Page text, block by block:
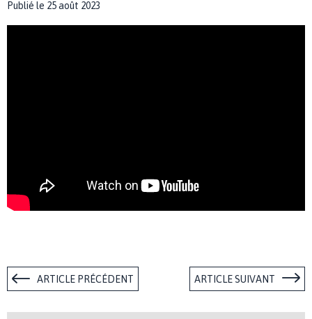
Publié le 25 août 2023
ARTICLE PRÉCÉDENT ARTICLE SUIVANT